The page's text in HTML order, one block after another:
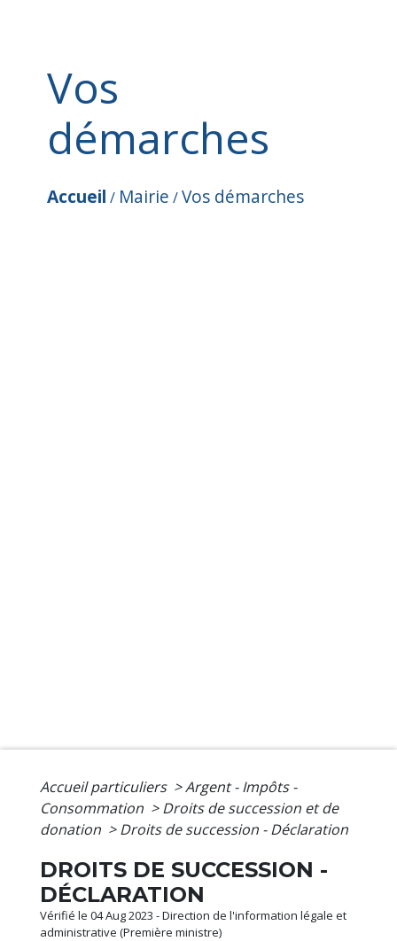
Vos
démarches
Accueil / Mairie /Vos démarches
Accueil particuliers >Argent - Impôts -
Consommation > Droits de succession et de
donation > Droits de succession - Déclaration
DROITS DE SUCCESSION -
DÉCLARATION
Vérifié le 04 Aug 2023 - Direction de l'information légale et
administrative (Première ministre)